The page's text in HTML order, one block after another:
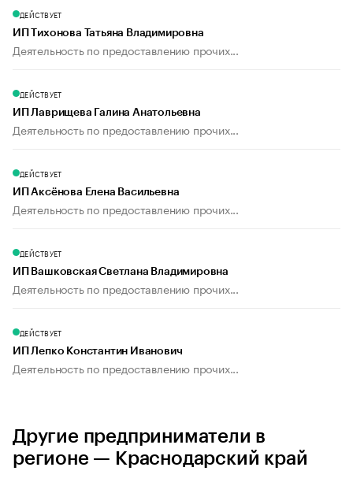
ДЕЙСТВУЕТ
ИП Тихонова Татьяна Владимировна
Деятельность по предоставлению прочих...
ДЕЙСТВУЕТ
ИП Лаврищева Галина Анатольевна
Деятельность по предоставлению прочих...
ДЕЙСТВУЕТ
ИП Аксёнова Елена Васильевна
Деятельность по предоставлению прочих...
ДЕЙСТВУЕТ
ИП Вашковская Светлана Владимировна
Деятельность по предоставлению прочих...
ДЕЙСТВУЕТ
ИП Лепко Константин Иванович
Деятельность по предоставлению прочих...
Другие предприниматели в
регионе — Краснодарский край